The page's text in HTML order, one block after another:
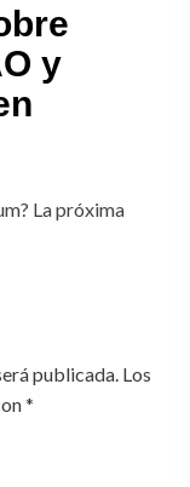
y
La próxima
publicada. Los
*